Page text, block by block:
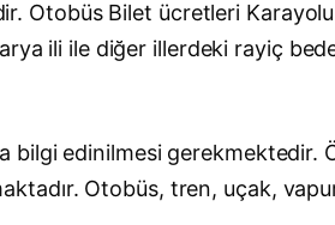
Otobüs Bilet ücretleri Karayolu
ili ile diğer illerdeki rayiç
bilgi edinilmesi gerekmektedir.
Otobüs, tren, uçak,